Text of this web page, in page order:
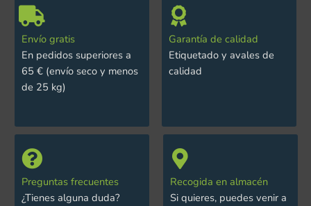
Envío gratis
En pedidos superiores a
65 € (envío seco y menos
de 25 kg)
Garantía de calidad
Etiquetado y avales de
calidad
Preguntas frecuentes
¿Tienes alguna duda?
Recogida en almacén
Si quieres, puedes venir a